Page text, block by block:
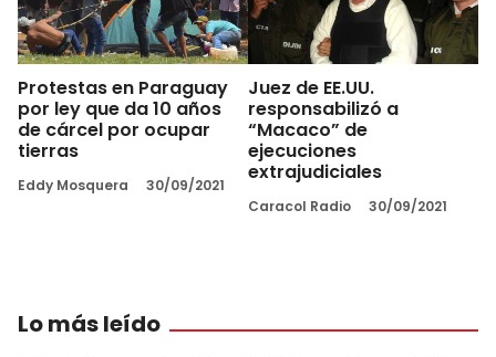
Protestas en Paraguay
por ley que da 10 años
de cárcel por ocupar
tierras
Eddy Mosquera 30/09/2021
Juez de EE.UU.
responsabilizó a
“Macaco” de
ejecuciones
extrajudiciales
Caracol Radio 30/09/2021
Lo más leído